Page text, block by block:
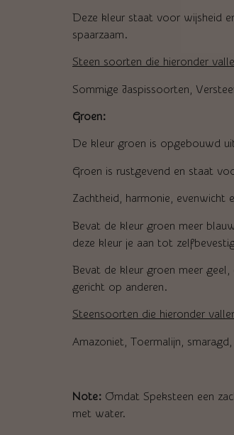
Deze kleur staat voor wijsheid
spaarzaam.
Steen soorten die hieronder
Sommige Jaspissoorten,
Groen:
De kleur groen is opgebouwd
Groen is rustgevend en staat
Zachtheid, harmonie, evenwicht
Bevat de kleur groen meer
deze kleur je aan tot
Bevat de kleur groen meer
gericht op anderen.
Steensoorten die hieronder
Amazoniet, Toermalijn,
Note: Omdat Speksteen een
met water.